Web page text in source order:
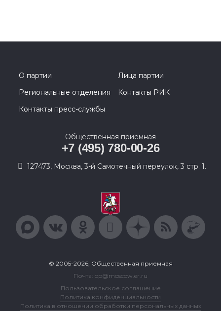
О партии
Лица партии
Региональные отделения
Контакты РИК
Контакты пресс-службы
Общественная приемная
+7 (495) 780-00-26
127473, Москва, 3-й Самотечный переулок, 3 стр. 1.
© 2005-2026, Общественная приемная
Почта: op@moscow.er.ru
Пользовательское соглашение
Политика конфиденциальности
Политика в отношении обработки персональных данных